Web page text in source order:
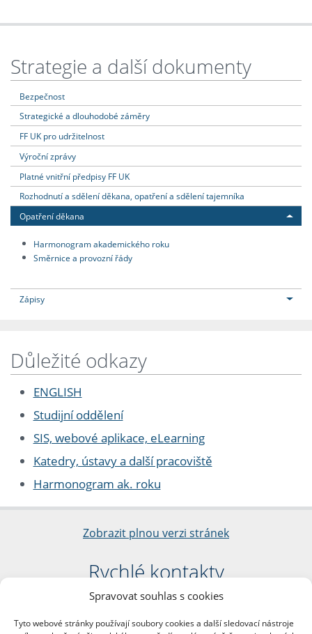
Spravovat souhlas s cookies
Tyto webové stránky používají soubory cookies a další sledovací nástroje
Strategie a další dokumenty
Bezpečnost
Strategické a dlouhodobé záměry
FF UK pro udržitelnost
Výroční zprávy
Platné vnitřní předpisy FF UK
Rozhodnutí a sdělení děkana, opatření a sdělení tajemníka
Opatření děkana
Harmonogram akademického roku
Směrnice a provozní řády
Zápisy
Důležité odkazy
ENGLISH
Studijní oddělení
SIS, webové aplikace, eLearning
Katedry, ústavy a další pracoviště
Harmonogram ak. roku
Zobrazit plnou verzi stránek
Rychlé kontakty
Filozofická fakulta
nám. Jana Palacha 1/2